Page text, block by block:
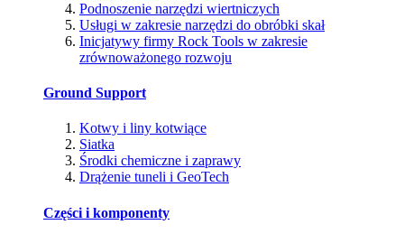
Podnoszenie narzędzi wiertniczych
Usługi w zakresie narzędzi do obróbki skał
Inicjatywy firmy Rock Tools w zakresie
zrównoważonego rozwoju
Ground Support
Kotwy i liny kotwiące
Siatka
Środki chemiczne i zaprawy
Drążenie tuneli i GeoTech
Części i komponenty